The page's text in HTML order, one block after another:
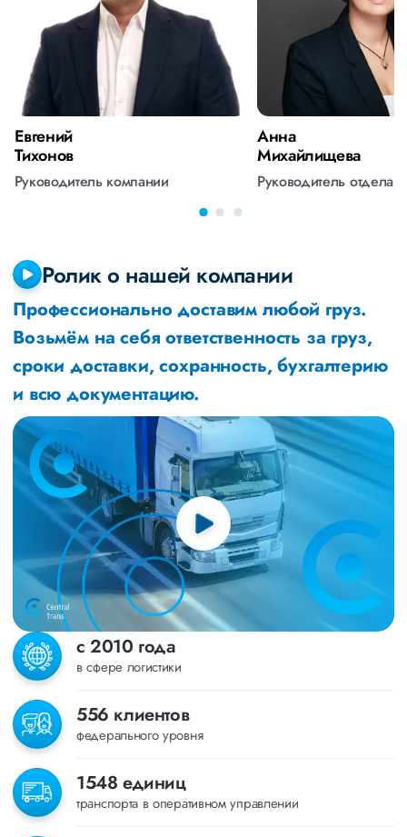
Евгений
Тихонов
Руководитель компании
Анна
Михайлищева
Руководитель отдела
Ролик о нашей компании
Профессионально доставим любой груз.
Возьмём на себя ответственность за груз,
сроки доставки, сохранность, бухгалтерию
и всю документацию.
с 2010 года
в сфере логистики
556 клиентов
федерального уровня
1548 единиц
транспорта в оперативном управлении